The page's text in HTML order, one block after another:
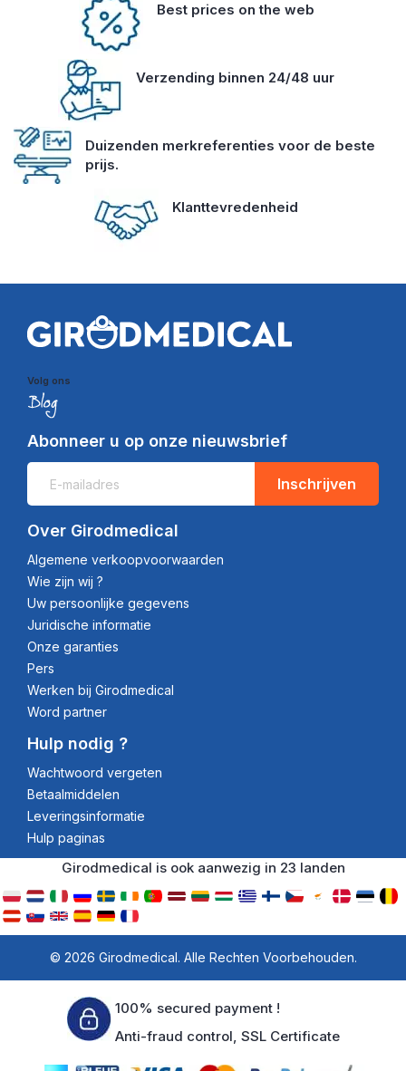
Best prices on the web
Verzending binnen 24/48 uur
Duizenden merkreferenties voor de beste
prijs.
Klanttevredenheid
Volg ons
Abonneer u op onze nieuwsbrief
Inschrijven
Over Girodmedical
Algemene verkoopvoorwaarden
Wie zijn wij ?
Uw persoonlijke gegevens
Juridische informatie
Onze garanties
Pers
Werken bij Girodmedical
Word partner
Hulp nodig ?
Wachtwoord vergeten
Betaalmiddelen
Leveringsinformatie
Hulp paginas
Girodmedical is ook aanwezig in 23 landen
© 2026 Girodmedical. Alle Rechten Voorbehouden.
100% secured payment !
Anti-fraud control, SSL Certificate